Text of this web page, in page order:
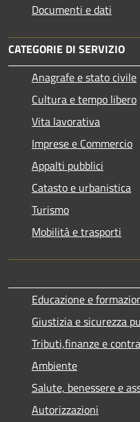
Documenti e dati
CATEGORIE DI SERVIZIO
Anagrafe e stato civile
Cultura e tempo libero
Vita lavorativa
Imprese e Commercio
Appalti pubblici
Catasto e urbanistica
Turismo
Mobilità e trasporti
Educazione e
Giustizia e sicurezza
Tributi,finanze e
Ambiente
Salute, benessere e
Autorizzazioni